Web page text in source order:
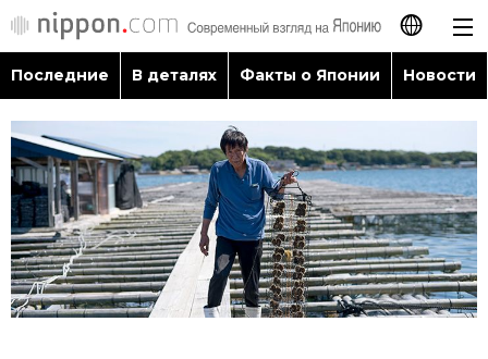
日本語
简体字
繁體字
Français
Последние
В деталях
Последние В деталях Факты о Японии Новости